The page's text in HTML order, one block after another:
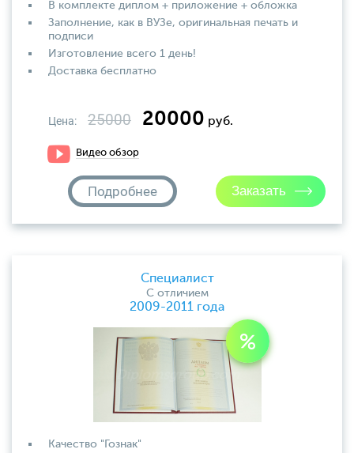
В комплекте диплом + приложение + обложка
Заполнение, как в ВУЗе, оригинальная печать и
подписи
Изготовление всего 1 день!
Доставка бесплатно
Цена: 25000 20000 руб.
Видео обзор
Подробнее
Специалист
С отличием
2009-2011 года
Качество "Гознак"